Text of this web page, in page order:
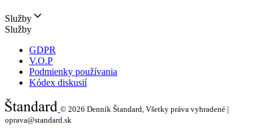
Služby
Služby
GDPR
V.O.P
Podmienky používania
Kódex diskusií
© 2026 Denník Štandard, Všetky práva vyhradené |
oprava@standard.sk